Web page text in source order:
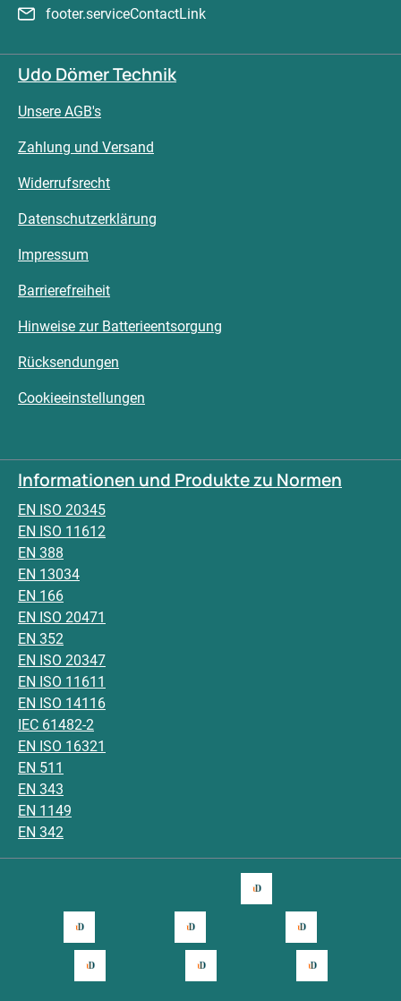
footer.serviceContactLink
Udo Dömer Technik
Unsere AGB's
Zahlung und Versand
Widerrufsrecht
Datenschutzerklärung
Impressum
Barrierefreiheit
Hinweise zur Batterieentsorgung
Rücksendungen
Cookieeinstellungen
Informationen und Produkte zu Normen
EN ISO 20345
EN ISO 11612
EN 388
EN 13034
EN 166
EN ISO 20471
EN 352
EN ISO 20347
EN ISO 11611
EN ISO 14116
IEC 61482-2
EN ISO 16321
EN 511
EN 343
EN 1149
EN 342